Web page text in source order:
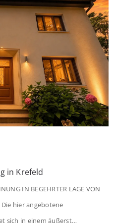
in Krefeld
IN BEGEHRTER LAGE VON
Die hier angebotene
sich in einem äußerst